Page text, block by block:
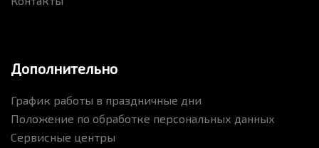
Дополнительно
График работы в праздничные дни
Положение по обработке персональных данных
Сервисные центры